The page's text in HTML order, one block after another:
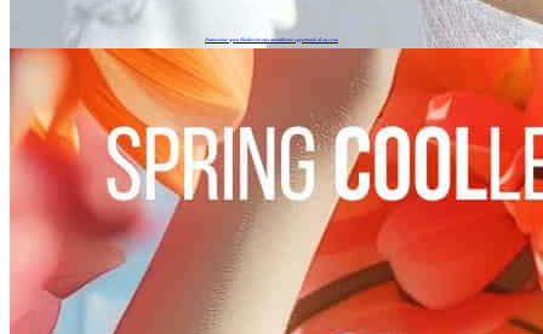
Formazione sposa Hairlovers: una straordinaria opportunità di successo